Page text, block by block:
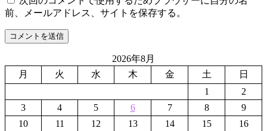
前、メールアドレス、サイトを保存する。
2026年8月
月
火 水 木 金 土
日
1
2
3
4 5 6 7 8
9
10
11 12 13 14 15
16